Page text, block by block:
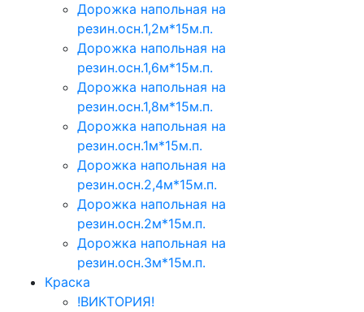
Дорожка напольная на
резин.осн.1,2м*15м.п.
Дорожка напольная на
резин.осн.1,6м*15м.п.
Дорожка напольная на
резин.осн.1,8м*15м.п.
Дорожка напольная на
резин.осн.1м*15м.п.
Дорожка напольная на
резин.осн.2,4м*15м.п.
Дорожка напольная на
резин.осн.2м*15м.п.
Дорожка напольная на
резин.осн.3м*15м.п.
Краска
!ВИКТОРИЯ!